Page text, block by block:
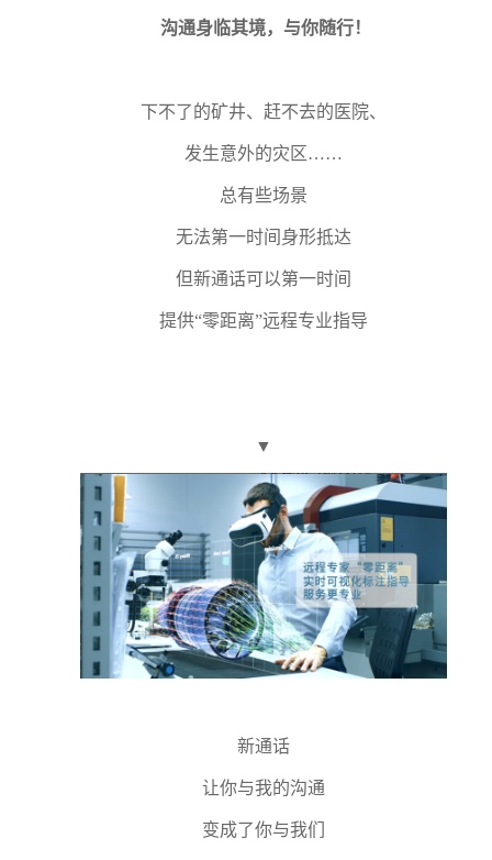
沟通身临其境，与你随行！
下不了的矿井、赶不去的医院、
发生意外的灾区……
总有些场景
无法第一时间身形抵达
但新通话可以第一时间
提供“零距离”远程专业指导
▼
新通话
让你与我的沟通
变成了你与我们